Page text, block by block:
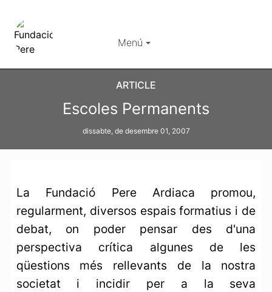
Menú
ARTICLE
Escoles Permanents
dissabte, de desembre 01, 2007
La Fundació Pere Ardiaca promou,
regularment, diversos espais formatius i de
debat, on poder pensar des d'una
perspectiva crítica algunes de les
qüestions més rellevants de la nostra
societat i incidir per a la seva